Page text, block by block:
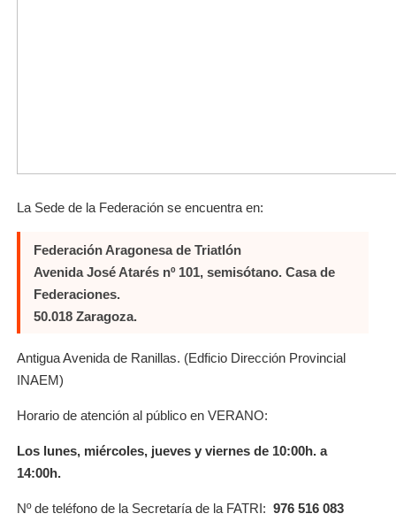
La Sede de la Federación se encuentra en:
Federación Aragonesa de Triatlón
Avenida José Atarés nº 101, semisótano. Casa de
Federaciones.
50.018 Zaragoza.
Antigua Avenida de Ranillas. (Edficio Dirección Provincial
INAEM)
Horario de atención al público en VERANO:
Los lunes, miércoles, jueves y viernes de 10:00h. a
14:00h.
Nº de teléfono de la Secretaría de la FATRI:976 516 083